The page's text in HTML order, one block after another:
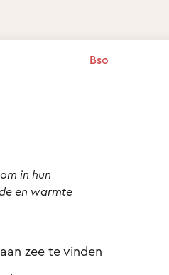
Bso
in hun
en warmte
zee te vinden